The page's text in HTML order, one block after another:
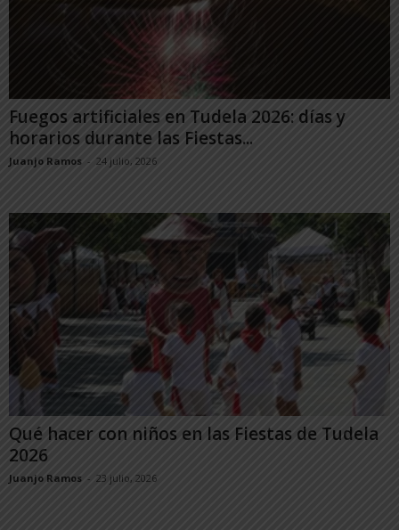
Fuegos artificiales en Tudela 2026: días y
horarios durante las Fiestas...
Juanjo Ramos - 24 julio, 2026
Qué hacer con niños en las Fiestas de Tudela
2026
Juanjo Ramos - 23 julio, 2026